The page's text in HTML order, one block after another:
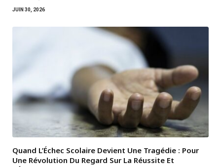
JUIN 30, 2026
Quand L’Échec Scolaire Devient Une Tragédie : Pour
Une Révolution Du Regard Sur La Réussite Et